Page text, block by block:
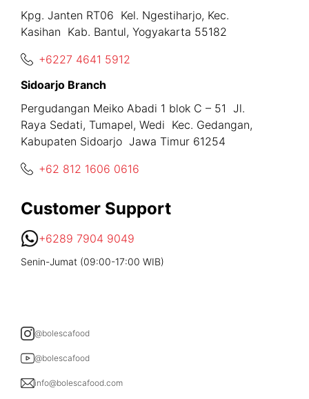
Kpg. Janten RT06 Kel. Ngestiharjo, Kec.
Kasihan Kab. Bantul, Yogyakarta 55182
+6227 4641 5912
Sidoarjo Branch
Pergudangan Meiko Abadi 1 blok C – 51 Jl.
Raya Sedati, Tumapel, Wedi Kec. Gedangan,
Kabupaten Sidoarjo Jawa Timur 61254
+62 812 1606 0616
Customer Support
+6289 7904 9049
Senin-Jumat (09:00-17:00 WIB)
@bolescafood
@bolescafood
info@bolescafood.com